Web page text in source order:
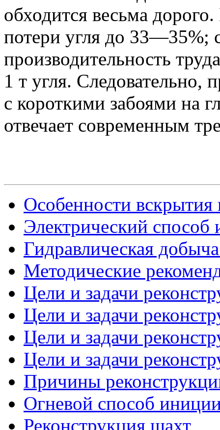
обходится весьма
потери угля до 33—35%;
производительность
1 т угля. Следовательно,
с короткими забоями на
отвечает современным
Особенности
Электрический способ
Гидравлическая
Методические
Цели и задачи
Цели и задачи
Цели и задачи
Цели и задачи
Причины
Огневой способ
Реконструкция шахт